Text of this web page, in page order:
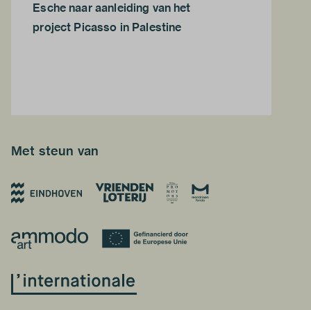
Esche naar aanleiding van het
project Picasso in Palestine
Met steun van